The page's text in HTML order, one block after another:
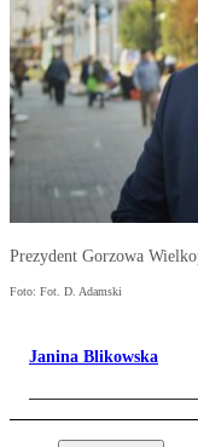
Prezydent Gorzowa
Foto: Fot. D. Adamski
Janina Blikowska